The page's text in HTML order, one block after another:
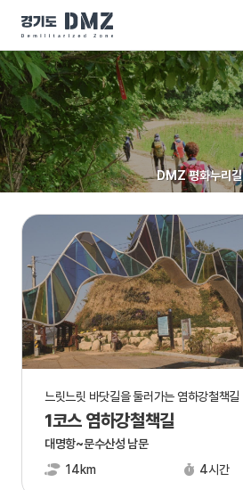
DMZ 평화누리길
느릿느릿 바닷길을 둘러가는 염하강철책길
1코스 염하강철책길
대명항~문수산성 남문
14km
4시간